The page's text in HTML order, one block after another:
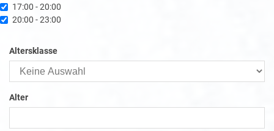
17:00 - 20:00
20:00 - 23:00
Altersklasse
Alter